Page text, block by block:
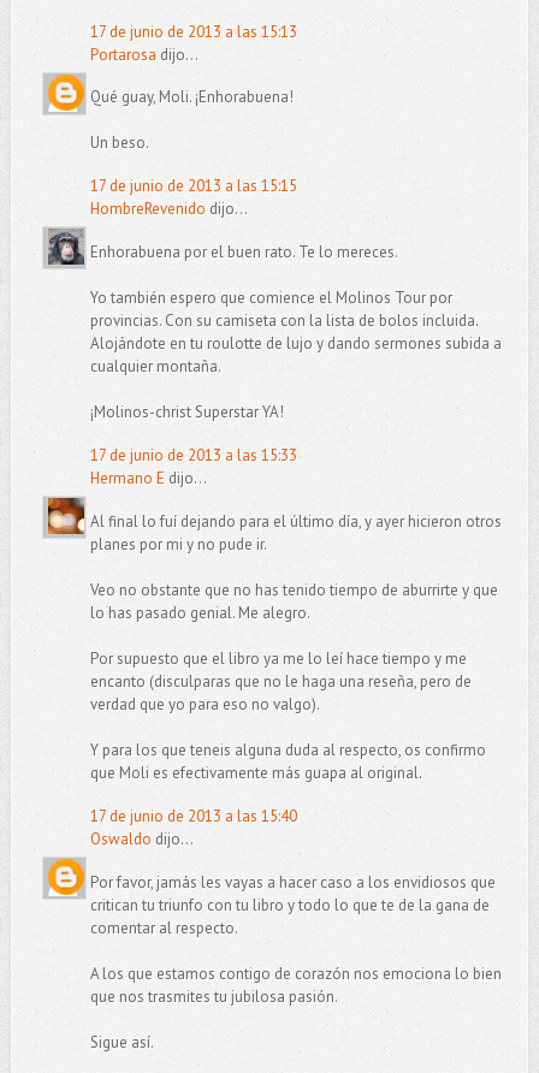
17 de junio de 2013 a las 15:13
Portarosa dijo...
Qué guay, Moli. ¡Enhorabuena!
Un beso.
17 de junio de 2013 a las 15:15
HombreRevenido dijo...
Enhorabuena por el buen rato. Te lo mereces.
Yo también espero que comience el Molinos Tour por
provincias. Con su camiseta con la lista de bolos incluida.
Alojándote en tu roulotte de lujo y dando sermones subida a
cualquier montaña.
¡Molinos-christ Superstar YA!
17 de junio de 2013 a las 15:33
Hermano E dijo...
Al final lo fuí dejando para el último día, y ayer hicieron otros
planes por mi y no pude ir.
Veo no obstante que no has tenido tiempo de aburrirte y que
lo has pasado genial. Me alegro.
Por supuesto que el libro ya me lo leí hace tiempo y me
encanto (disculparas que no le haga una reseña, pero de
verdad que yo para eso no valgo).
Y para los que teneis alguna duda al respecto, os confirmo
que Moli es efectivamente más guapa al original.
17 de junio de 2013 a las 15:40
Oswaldo dijo...
Por favor, jamás les vayas a hacer caso a los envidiosos que
critican tu triunfo con tu libro y todo lo que te de la gana de
comentar al respecto.
A los que estamos contigo de corazón nos emociona lo bien
que nos trasmites tu jubilosa pasión.
Sigue así.